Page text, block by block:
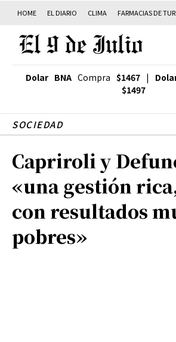
HOME EL DIARIO CLIMA FARMACIAS DE
Dolar BNA Compra $1467 |
$1497
SOCIEDAD
Capriroli y
«una gestión
con resultados
pobres»